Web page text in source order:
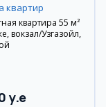
квартир
квартира 55 м²
вокзал/Узгазойл,
y.e